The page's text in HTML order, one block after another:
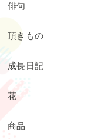
俳句
頂きもの
成長日記
花
商品